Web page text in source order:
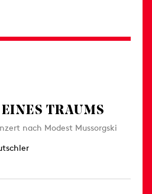
TRAUMS
nach Modest Mussorgski